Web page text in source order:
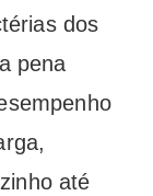
dos
pena
até